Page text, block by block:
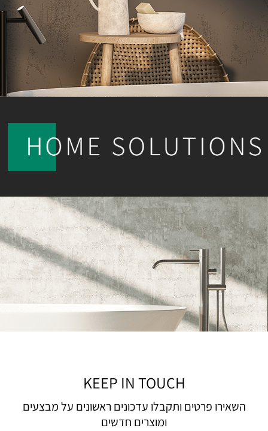
KEEP IN TOUCH
השאירו פרטים ותקבלו עדכונים ראשונים על מבצעים
ומוצרים חדשים